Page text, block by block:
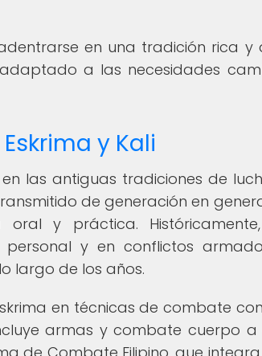
en una tradición rica y
a las necesidades
y Kali
en las antiguas tradiciones de
de generación en
y práctica.
y en conflictos
largo de los años.
en técnicas de combate
armas y combate cuerpo a